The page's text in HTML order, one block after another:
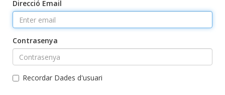
Direcció Email
Contrasenya
Recordar Dades d'usuari